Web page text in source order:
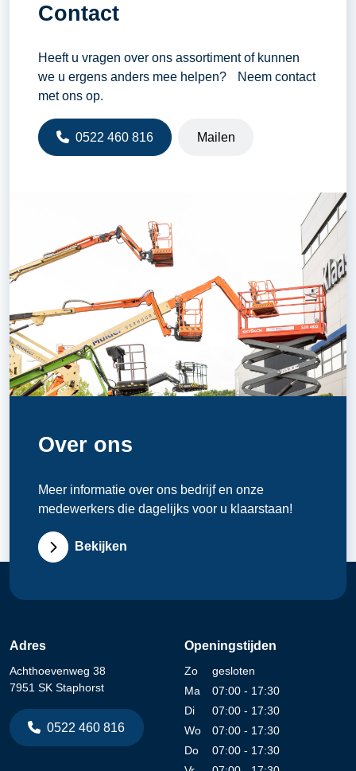
Contact
Heeft u vragen over ons assortiment of kunnen
we u ergens anders mee helpen? Neem contact
met ons op.
0522 460 816 Mailen
Over ons
Meer informatie over ons bedrijf en onze
medewerkers die dagelijks voor u klaarstaan!
Bekijken
Adres
Achthoevenweg 38
7951 SK Staphorst
0522 460 816
Openingstijden
Zo
gesloten
Ma
07:00 - 17:30
Di
07:00 - 17:30
Wo
07:00 - 17:30
Do
07:00 - 17:30